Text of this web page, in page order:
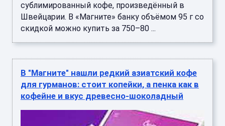
сублимированный кофе, произведённый в
Швейцарии. В «Магните» банку объёмом 95 г со
скидкой можно купить за 750–80 ...
В "Магните" нашли редкий азиатский кофе
для гурманов: стоит копейки, а пенка как в
кофейне и вкус древесно-шоколадный